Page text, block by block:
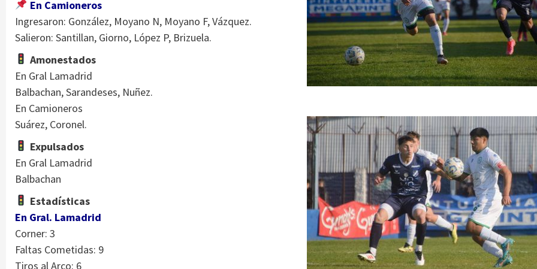
En Camioneros
Ingresaron: González, Moyano N, Moyano F, Vázquez.
Salieron: Santillan, Giorno, López P, Brizuela.
Amonestados
En Gral Lamadrid
Balbachan, Sarandeses, Nuñez.
En Camioneros
Suárez, Coronel.
Expulsados
En Gral Lamadrid
Balbachan
Estadísticas
En Gral. Lamadrid
Corner: 3
Faltas Cometidas: 9
Tiros al Arco: 6